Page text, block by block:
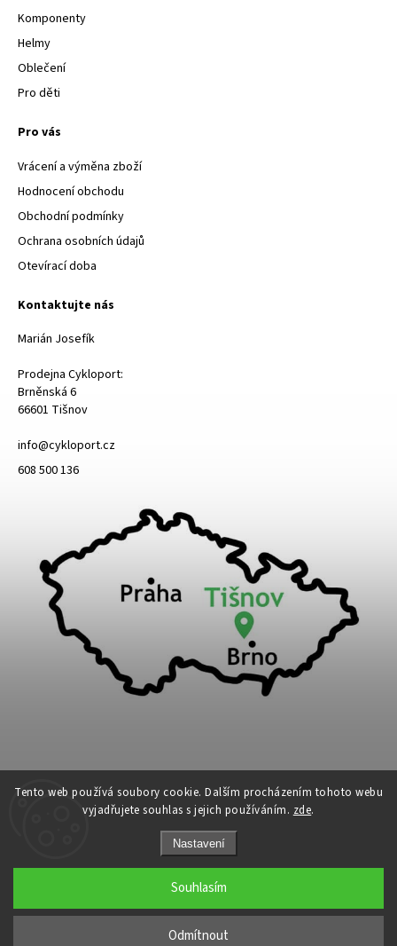
Tento web používá soubory cookie. Dalším procházením tohoto webu
vyjadřujete souhlas s jejich používáním. zde.
Nastavení
Odmítnout
Souhlasím
Komponenty
Helmy
Oblečení
Pro děti
Pro vás
Vrácení a výměna zboží
Hodnocení obchodu
Obchodní podmínky
Ochrana osobních údajů
Otevírací doba
Kontaktujte nás
Marián Josefík
Prodejna Cykloport:
Brněnská 6
66601 Tišnov
info@cykloport.cz
608 500 136
Cykloport. Všechna práva vyhrazena.
Upravit nastavení cookies